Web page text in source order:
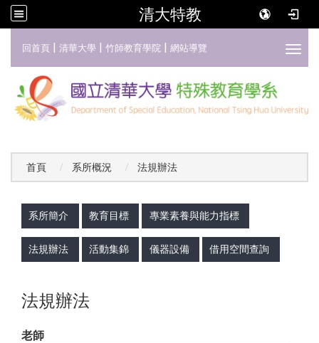
清大特教
回首頁 | 清華大學 | 竹師教育學院 | 網站導覽
首頁 系所概況 法規辦法
系所簡介 教育目標 專業素養與能力指標
法規辦法 活動集錦 儀器設備 借用空間查詢
法規辦法
老師